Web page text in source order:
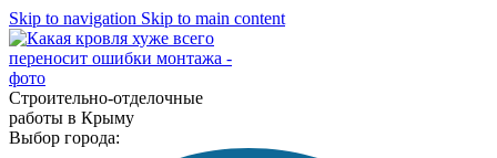
Skip to navigation Skip to main content
Строительно-отделочные
работы в Крыму
Выбор города: